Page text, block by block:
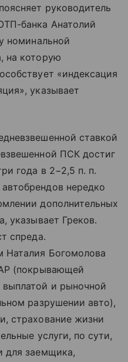
руководитель
банка Анатолий
номинальной
на которую
«индексация
указывает
ставкой
ПСК достиг
года в 2−2,5 п. п.
нередко
дополнительных
указывает Греков.
спреда.
Наталия Богомолова
(покрывающей
и рыночной
разрушении авто),
страхование жизни
услуги, по сути,
для заемщика,